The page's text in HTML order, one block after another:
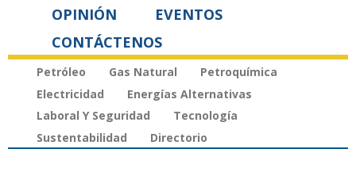
OPINIÓN
EVENTOS
CONTÁCTENOS
Petróleo Gas Natural
Petroquímica
Electricidad
Energías Alternativas
Laboral Y Seguridad
Tecnología
Sustentabilidad
Directorio